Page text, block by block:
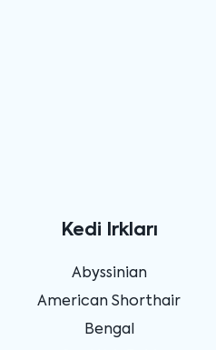
Kedi Irkları
Abyssinian
American Shorthair
Bengal